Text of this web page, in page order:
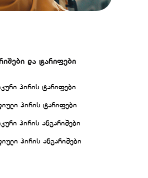
და ტარიფები
პირის ტარიფები
პირის ტარიფები
პირის ანგარიშები
პირის ანგარიშები